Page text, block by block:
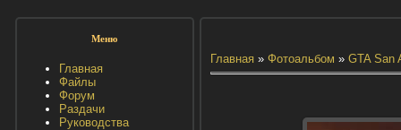
Меню
Главная
Файлы
Форум
Раздачи
Руководства
Главная» Фотоальбом » GTA San